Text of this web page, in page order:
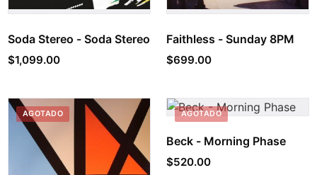
Soda Stereo - Soda Stereo
$1,099.00
Faithless - Sunday 8PM
$699.00
AGOTADO AGOTADO
Beck - Morning Phase
$520.00